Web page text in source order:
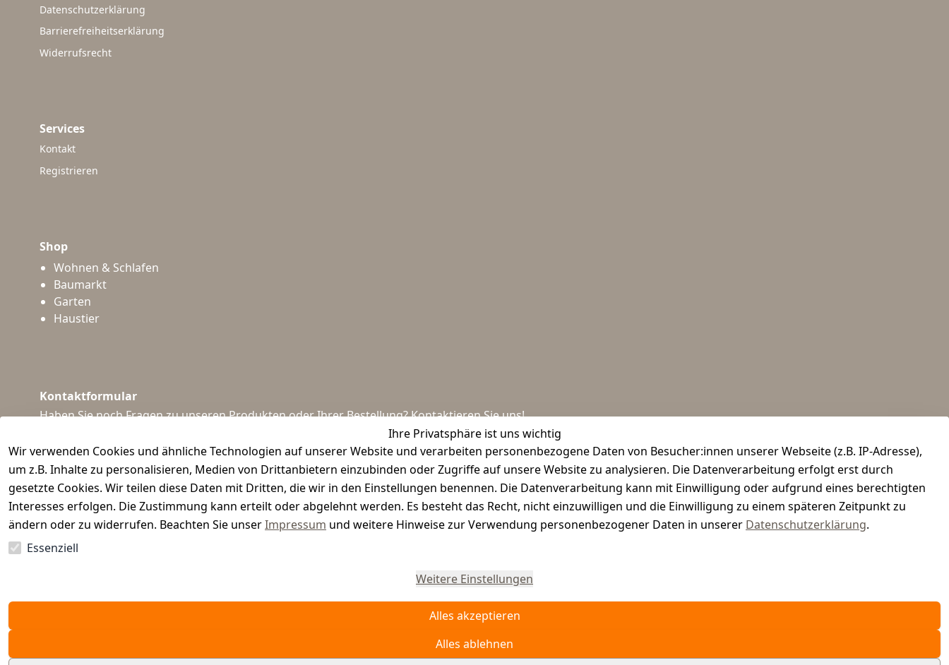
Ihre Privatsphäre ist uns wichtig
Wir verwenden Cookies und ähnliche Technologien auf unserer Website und verarbeiten personenbezogene Daten von Besucher:innen unserer Webseite (z.B. IP-Adresse),
um z.B. Inhalte zu personalisieren, Medien von Drittanbietern einzubinden oder Zugriffe auf unsere Website zu analysieren. Die Datenverarbeitung erfolgt erst durch
gesetzte Cookies. Wir teilen diese Daten mit Dritten, die wir in den Einstellungen benennen. Die Datenverarbeitung kann mit Einwilligung oder aufgrund eines berechtigten
Interesses erfolgen. Die Zustimmung kann erteilt oder abgelehnt werden. Es besteht das Recht, nicht einzuwilligen und die Einwilligung zu einem späteren Zeitpunkt zu
ändern oder zu widerrufen. Beachten Sie unserImpressum und weitere Hinweise zur Verwendung personenbezogener Daten in unserer Datenschutzerklärung.
Essenziell
Weitere Einstellungen
Alles akzeptieren
Alles ablehnen
Datenschutzerklärung
Barrierefreiheitserklärung
Widerrufsrecht
Services
Kontakt
Registrieren
Shop
Wohnen & Schlafen
Baumarkt
Garten
Haustier
Kontaktformular
Haben Sie noch Fragen zu unseren Produkten oder Ihrer Bestellung? Kontaktieren Sie uns!
support@waidmeister.de